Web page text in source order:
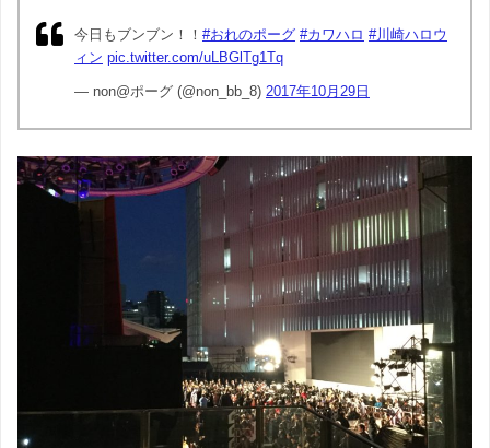
今日もブンブン！！ #おれのポーグ #カワハロ #川崎ハロウ
ィン pic.twitter.com/uLBGlTg1Tq
— non@ポーグ (@non_bb_8) 2017年10月29日